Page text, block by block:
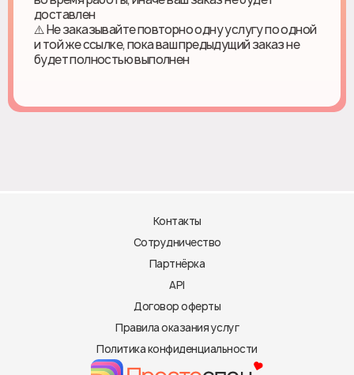
доставлен
⚠️ Не заказывайте повторно одну услугу по одной
и той же ссылке, пока ваш предыдущий заказ не
будет полностью выполнен
Контакты
Сотрудничество
Партнёрка
API
Договор оферты
Правила оказания услуг
Политика конфиденциальности